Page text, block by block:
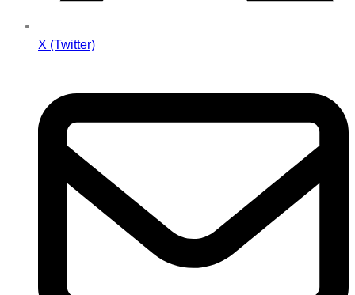
X (Twitter)